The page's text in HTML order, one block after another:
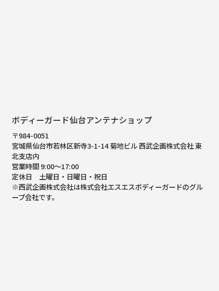
ボディーガード仙台アンテナショップ
〒984-0051
宮城県仙台市若林区新寺3-1-14 菊地ビル 西武企画株式会社 東
北支店内
営業時間 9:00～17:00
定休日 土曜日・日曜日・祝日
※西武企画株式会社は株式会社エスエスボディーガードのグル
ープ会社です。